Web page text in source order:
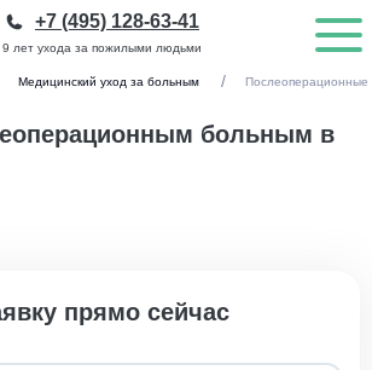
9 лет ухода за пожилыми людьми
+7 (495) 128-63-41
Медицинский уход за больным Послеоперационные
больным в
прямо сейчас